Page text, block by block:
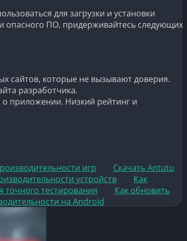
для загрузки и установки
опасного ПО, придерживайтесь следующих
сайтов, которые не вызывают доверия.
разработчика.
о приложении. Низкий рейтинг и
игр
Скачать Antutu
устройств
Как
точного тестирования
Как обновить
на Android